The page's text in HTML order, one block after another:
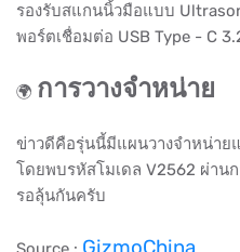
รองรับสแกนนิ้วมือแบบ
พอร์ตเชื่อมต่อ USB Type - C
🌍 การวางจำหน่าย
ข่าวดีคือรุ่นนี้มีแผนวางจำหน่าย
โดยพบรหัสโมเดล V2562 ผ่าน
รอลุ้นกันครับ